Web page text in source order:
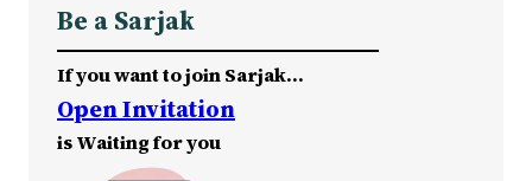
Be a Sarjak
If you want to join Sarjak…
Open Invitation
is Waiting for you